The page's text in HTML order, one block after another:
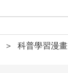
＞ 科普學習漫畫